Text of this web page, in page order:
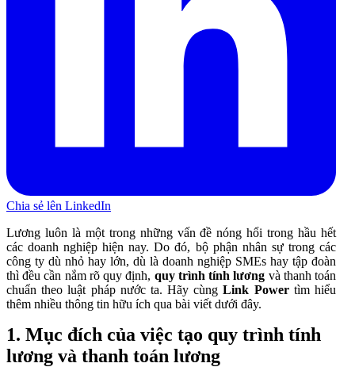
Chia sẻ lên LinkedIn
Lương luôn là một trong những vấn đề nóng hổi trong hầu hết
các doanh nghiệp hiện nay. Do đó, bộ phận nhân sự trong các
công ty dù nhỏ hay lớn, dù là doanh nghiệp SMEs hay tập đoàn
thì đều cần nắm rõ quy định, quy trình tính lương và thanh toán
chuẩn theo luật pháp nước ta. Hãy cùngLink Powertìm hiểu
thêm nhiều thông tin hữu ích qua bài viết dưới đây.
1. Mục đích của việc tạo quy trình tính
lương và thanh toán lương